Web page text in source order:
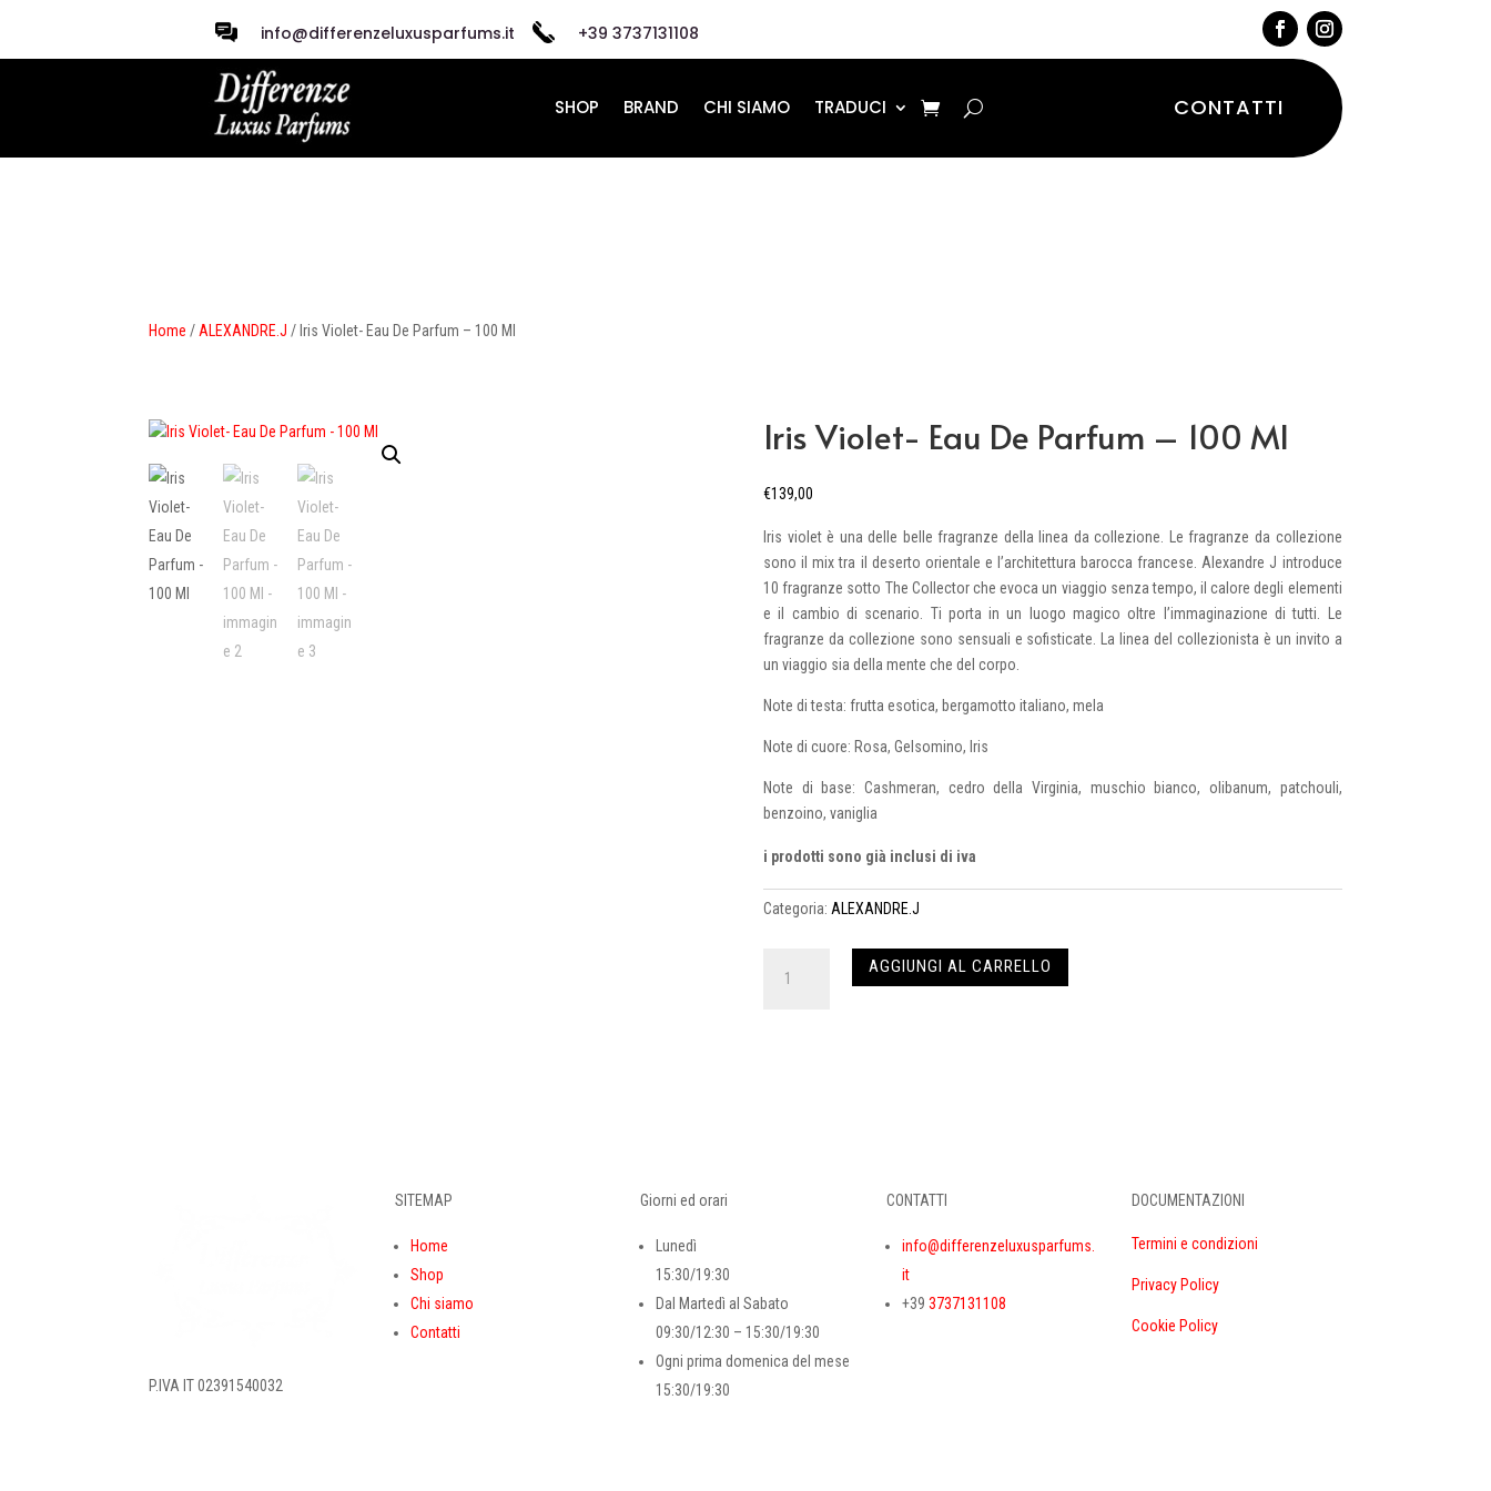
info@differenzeluxusparfums.it +39 3737131108
SHOP BRAND CHI SIAMO TRADUCI CONTATTI
Home /ALEXANDRE.J / Iris Violet- Eau De Parfum – 100 Ml
Iris Violet- Eau De Parfum – 100 Ml
€139,00
Iris violet è una delle belle fragranze della linea da collezione. Le fragranze da collezione
sono il mix tra il deserto orientale e l’architettura barocca francese. Alexandre J introduce
10 fragranze sotto The Collector che evoca un viaggio senza tempo, il calore degli elementi
e il cambio di scenario. Ti porta in un luogo magico oltre l’immaginazione di tutti. Le
fragranze da collezione sono sensuali e sofisticate. La linea del collezionista è un invito a
un viaggio sia della mente che del corpo.
Note di testa: frutta esotica, bergamotto italiano, mela
Note di cuore: Rosa, Gelsomino, Iris
Note di base: Cashmeran, cedro della Virginia, muschio bianco, olibanum, patchouli,
benzoino, vaniglia
i prodotti sono già inclusi di iva
Categoria: ALEXANDRE.J
Violet-
AGGIUNGI AL CARRELLO
P.IVA IT 02391540032
SITEMAP
Home
Shop
Chi siamo
Contatti
Giorni ed orari
Lunedì
15:30/19:30
Dal Martedì al Sabato
09:30/12:30 – 15:30/19:30
Ogni prima domenica del mese
15:30/19:30
CONTATTI
info@differenzeluxusparfums.
it
+39 3737131108
DOCUMENTAZIONI
Termini e condizioni
Privacy Policy
Cookie Policy